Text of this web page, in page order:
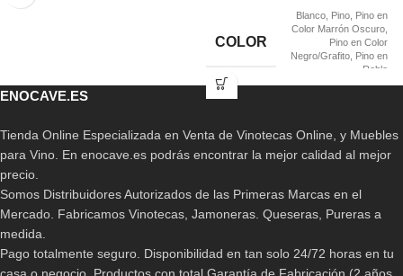
COLOR
Blanco Pino Pino en
Color Marrón Oscuro
Pino en Color
Negro/Grafito Pino en
Roble
ENOCAVE.ES
Tienda Online Especializada en Venta de Vinotecas Online, y Muebles
para Vino. En enocave.es podrás encontrar la mejor calidad al mejor
precio.
Somos Distribuidores Autorizados de las Primeras Marcas en el
Mercado. Fabricamos Vinotecas, Jamoneras. Queseras, Pureras a
medida.
Pago totalmente seguro. Disponibilidad en tan solo 24/72 horas en tu
casa o negocio. Productos con total Garantía de Fabricación (2 años